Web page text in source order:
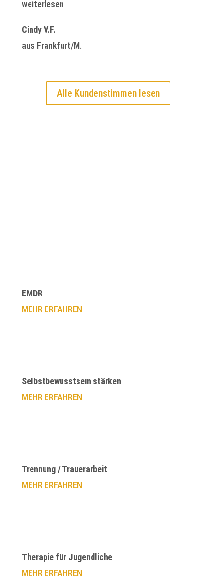
weiterlesen
Cindy V.F.
aus Frankfurt/M.
Alle Kundenstimmen lesen
EMDR
MEHR ERFAHREN
Selbstbewusstsein stärken
MEHR ERFAHREN
Trennung / Trauerarbeit
MEHR ERFAHREN
Therapie für Jugendliche
MEHR ERFAHREN